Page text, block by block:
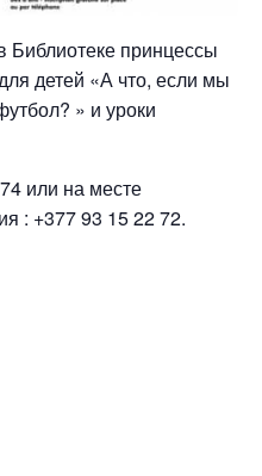
Библиотеке принцессы
детей «А что, если мы
» и уроки
или на месте
: +377 93 15 22 72.